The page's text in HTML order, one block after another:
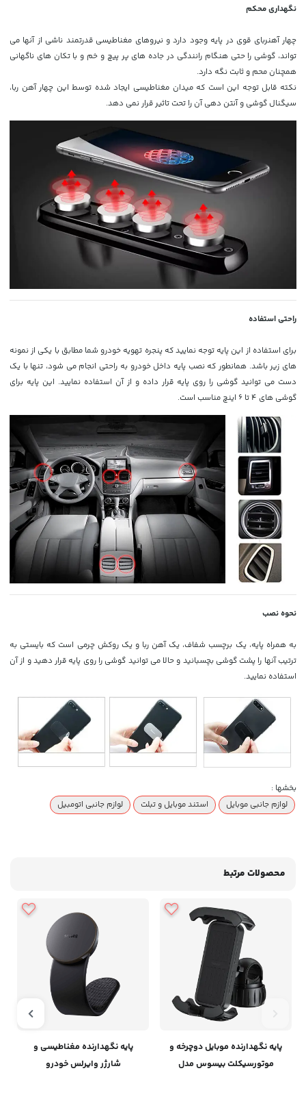
نگهداری محکم
چهار آهنربای قوی در پایه وجود دارد و نیروهای مغناطیسی قدرتمند ناشی از آنها می
تواند، گوشی را حتی هنگام رانندگی در جاده های پر پیچ و خم و با تکان های ناگهانی
همچنان محم و ثابت نگه دارد.
نکته قابل توجه این است که میدان مغناطیسی ایجاد شده توسط این چهار آهن ربا،
سیگنال گوشی و آنتن دهی آن را تحت تاثیر قرار نمی دهد.
راحتی استفاده
برای استفاده از این پایه توجه نمایید که پنجره تهویه خودرو شما مطابق با یکی از نمونه
های زیر باشد. همانطور که نصب پایه داخل خودرو به راحتی انجام می شود، تنها با یک
دست می توانید گوشی را روی پایه قرار داده و از آن استفاده نمایید. این پایه برای
گوشی های 4 تا 6 اینچ مناسب است.
نحوه نصب
به همراه پایه، یک برچسب شفاف، یک آهن ربا و یک روکش چرمی است که بایستی به
ترتیب آنها را پشت گوشی بچسبانید و حالا می توانید گوشی را روی پایه قرار دهید و از آن
استفاده نمایید.
بخشها :
لوازم جانبی موبایل
استند موبایل و تبلت لوازم جانبی اتومبیل
محصولات مرتبط
پایه نگهدارنده موبایل دوچرخه و
موتورسیکلت بیسوس مدل
پایه نگهدارنده مغناطیسی و
شارژر وایرلس خودرو